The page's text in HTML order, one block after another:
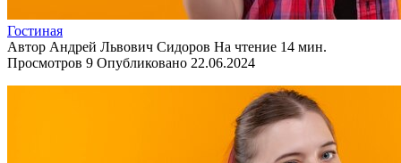
Гостиная
Автор Андрей Львович Сидоров На чтение 14 мин.
Просмотров 9 Опубликовано 22.06.2024